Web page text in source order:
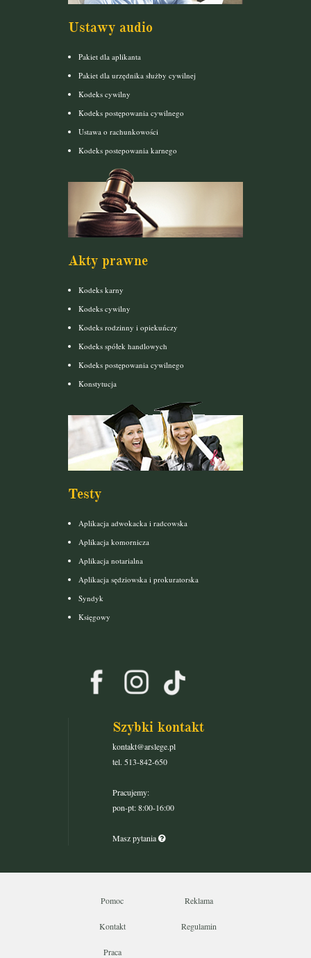
Ustawy audio
Pakiet dla aplikanta
Pakiet dla urzędnika służby cywilnej
Kodeks cywilny
Kodeks postępowania cywilnego
Ustawa o rachunkowości
Kodeks postepowania karnego
Akty prawne
Kodeks karny
Kodeks cywilny
Kodeks rodzinny i opiekuńczy
Kodeks spółek handlowych
Kodeks postępowania cywilnego
Konstytucja
Testy
Aplikacja adwokacka i radcowska
Aplikacja komornicza
Aplikacja notarialna
Aplikacja sędziowska i prokuratorska
Syndyk
Księgowy
Szybki kontakt
kontakt@arslege.pl
tel. 513-842-650
Pracujemy:
pon-pt: 8:00-16:00
Masz pytania
Pomoc Reklama
Kontakt Regulamin
Praca